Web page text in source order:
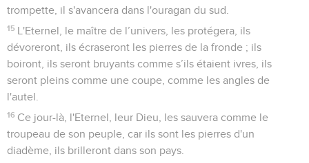
trompette, il s'avancera dans l'ouragan du sud.
15 L'Eternel, le maître de l’univers, les protégera, ils
dévoreront, ils écraseront les pierres de la fronde ; ils
boiront, ils seront bruyants comme s’ils étaient ivres, ils
seront pleins comme une coupe, comme les angles de
l'autel.
16 Ce jour-là, l'Eternel, leur Dieu, les sauvera comme le
troupeau de son peuple, car ils sont les pierres d'un
diadème, ils brilleront dans son pays.